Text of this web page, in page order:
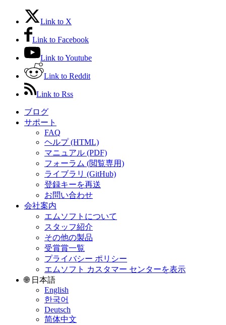
Link to X
Link to Facebook
Link to Youtube
Link to Reddit
Link to Rss
ブログ
サポート
FAQ
ヘルプ (HTML)
マニュアル (PDF)
フォーラム (閲覧専用)
ライブラリ (GitHub)
登録キーを再送
お問い合わせ
会社案内
エムソフトについて
スタッフ紹介
その他の製品
受賞賞一覧
プライバシー ポリシー
エムソフト カスタマー センターを表示
🌐 日本語
English
한국어
Deutsch
简体中文